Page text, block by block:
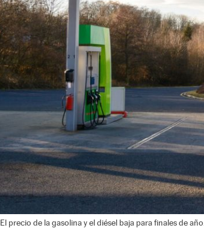
El precio de la gasolina y el diésel baja para finales de año.